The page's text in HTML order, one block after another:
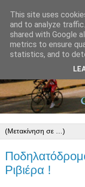
Ριβιέρα !
This site uses
and to analyze
shared with Google
metrics to ensure
statistics, and to